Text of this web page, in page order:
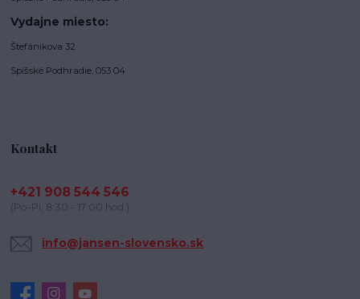
Vydajne miesto:
Štefánikova 32
Spišské Podhradie, 053 04
Kontakt
+421 908 544 546
(Po-Pi, 8:30 - 17:00 hod.)
info@jansen-slovensko.sk